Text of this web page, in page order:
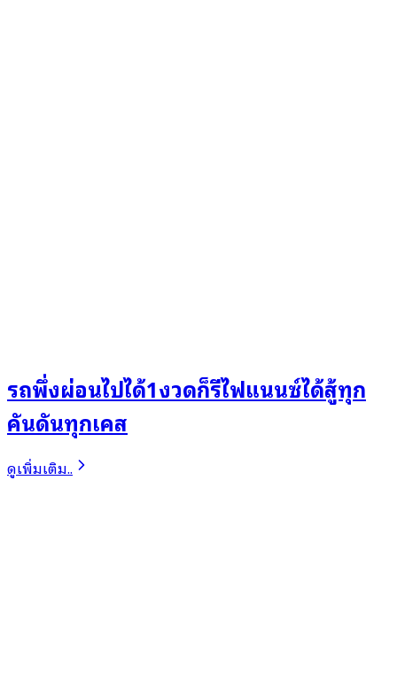
รถพึ่งผ่อนไปได้1งวดก็รีไฟแนนซ์ได้สู้ทุก
คันดันทุกเคส
ดูเพิ่มเติม..